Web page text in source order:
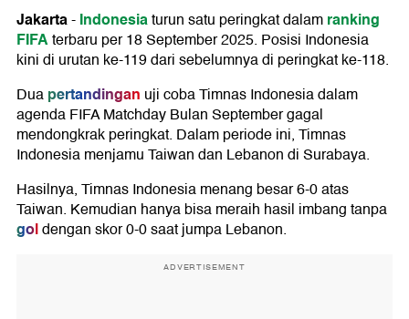
Jakarta-Indonesiaturun satu peringkat dalamranking
FIFAterbaru per 18 September 2025. Posisi Indonesia
kini di urutan ke-119 dari sebelumnya di peringkat ke-118.
Duapertandingan uji coba Timnas Indonesia dalam
agenda FIFA Matchday Bulan September gagal
mendongkrak peringkat. Dalam periode ini, Timnas
Indonesia menjamu Taiwan dan Lebanon di Surabaya.
Hasilnya, Timnas Indonesia menang besar 6-0 atas
Taiwan. Kemudian hanya bisa meraih hasil imbang tanpa
goldengan skor 0-0 saat jumpa Lebanon.
ADVERTISEMENT